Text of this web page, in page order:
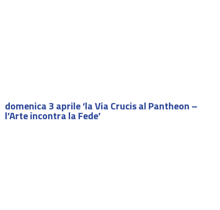
domenica 3 aprile ‘la Via Crucis al Pantheon –
l’Arte incontra la Fede’